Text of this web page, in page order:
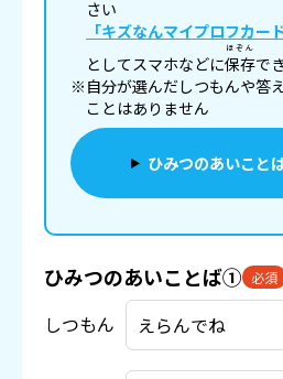
さい
「キズなんマイプロフカード
としてスマホなどに保存
ほぞん
で
※自分が選んだしつもんや答
ことはありません
ひみつのあいこと
ひみつのあいことば① 必須
しつもん